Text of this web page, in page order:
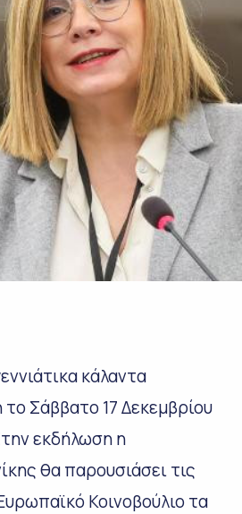
κάλαντα
Σάββατο 17 Δεκεμβρίου
εκδήλωση η
θα παρουσιάσει τις
Κοινοβούλιο τα